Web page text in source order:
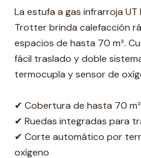
La estufa a gas infrarroja
Trotter brinda calefacción
espacios de hasta 70 m².
fácil traslado y doble
termocupla y sensor de
✔ Cobertura de hasta 70
✔ Ruedas integradas para
✔ Corte automático por
oxígeno